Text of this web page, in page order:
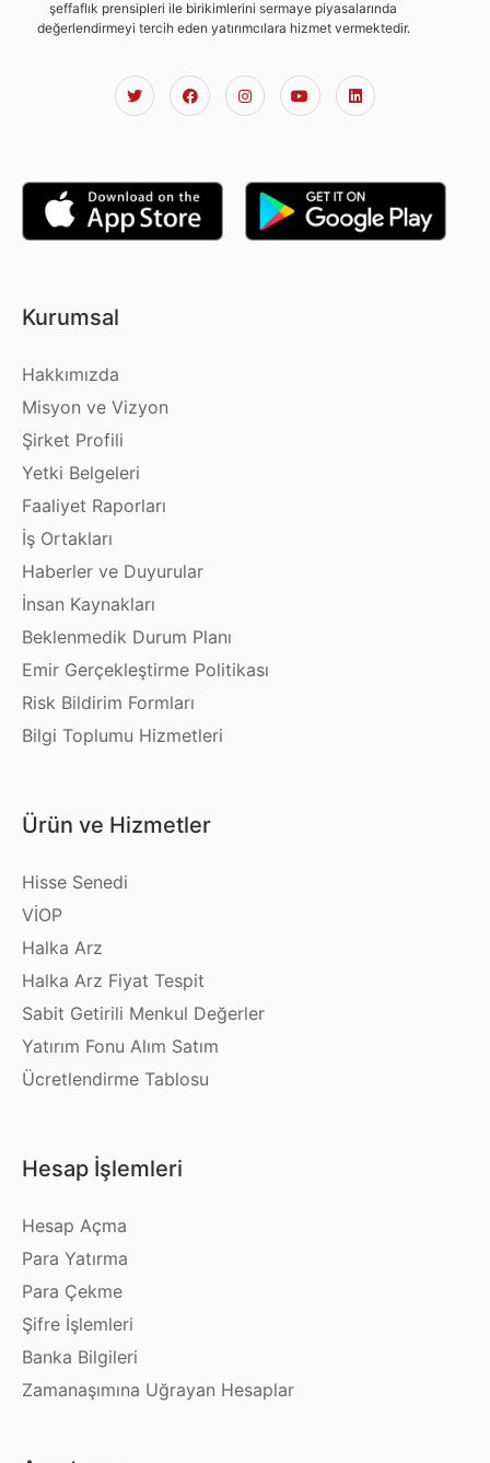
şeffaflık prensipleri ile birikimlerini sermaye piyasalarında
değerlendirmeyi tercih eden yatırımcılara hizmet vermektedir.
Kurumsal
Hakkımızda
Misyon ve Vizyon
Şirket Profili
Yetki Belgeleri
Faaliyet Raporları
İş Ortakları
Haberler ve Duyurular
İnsan Kaynakları
Beklenmedik Durum Planı
Emir Gerçekleştirme Politikası
Risk Bildirim Formları
Bilgi Toplumu Hizmetleri
Ürün ve Hizmetler
Hisse Senedi
VİOP
Halka Arz
Halka Arz Fiyat Tespit
Sabit Getirili Menkul Değerler
Yatırım Fonu Alım Satım
Ücretlendirme Tablosu
Hesap İşlemleri
Hesap Açma
Para Yatırma
Para Çekme
Şifre İşlemleri
Banka Bilgileri
Zamanaşımına Uğrayan Hesaplar